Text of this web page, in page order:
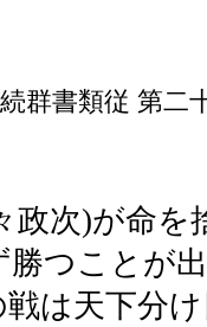
群書類従 第二
命を捨て
つことが
分け目